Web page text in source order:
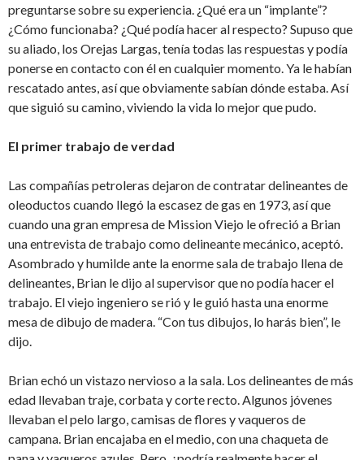
preguntarse sobre su experiencia. ¿Qué era un “implante”?
¿Cómo funcionaba? ¿Qué podía hacer al respecto? Supuso que
su aliado, los Orejas Largas, tenía todas las respuestas y podía
ponerse en contacto con él en cualquier momento. Ya le habían
rescatado antes, así que obviamente sabían dónde estaba. Así
que siguió su camino, viviendo la vida lo mejor que pudo.
El primer trabajo de verdad
Las compañías petroleras dejaron de contratar delineantes de
oleoductos cuando llegó la escasez de gas en 1973, así que
cuando una gran empresa de Mission Viejo le ofreció a Brian
una entrevista de trabajo como delineante mecánico, aceptó.
Asombrado y humilde ante la enorme sala de trabajo llena de
delineantes, Brian le dijo al supervisor que no podía hacer el
trabajo. El viejo ingeniero se rió y le guió hasta una enorme
mesa de dibujo de madera. “Con tus dibujos, lo harás bien”, le
dijo.
Brian echó un vistazo nervioso a la sala. Los delineantes de más
edad llevaban traje, corbata y corte recto. Algunos jóvenes
llevaban el pelo largo, camisas de flores y vaqueros de
campana. Brian encajaba en el medio, con una chaqueta de